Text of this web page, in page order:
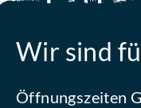
Wir sind
Öffnungszeiten